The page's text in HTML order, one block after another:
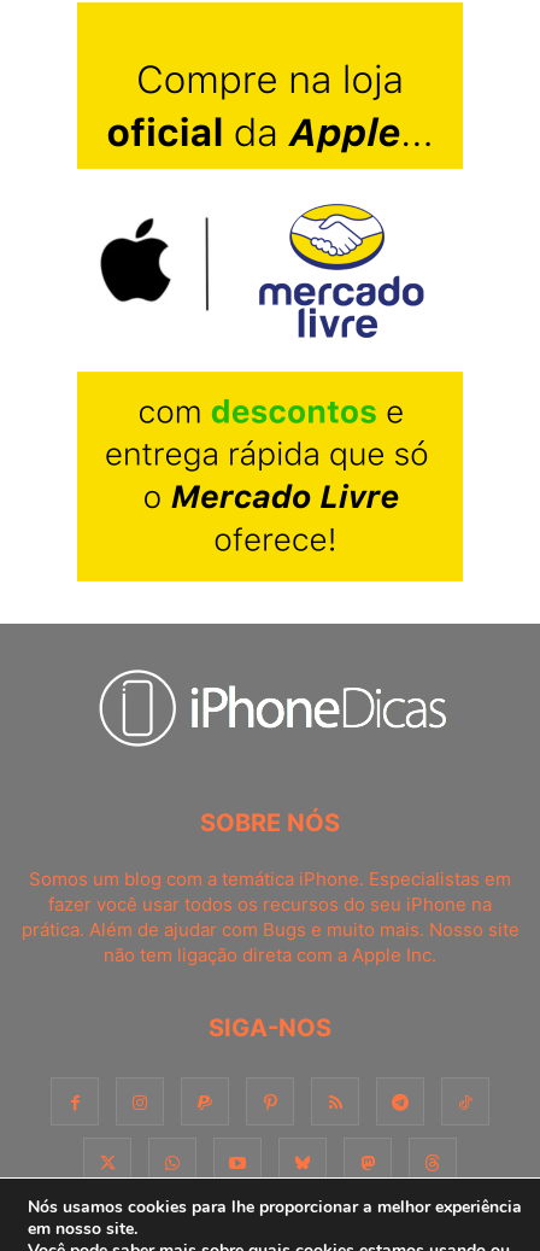
SOBRE NÓS
Somos um blog com a temática iPhone. Especialistas em
fazer você usar todos os recursos do seu iPhone na
prática. Além de ajudar com Bugs e muito mais. Nosso site
não tem ligação direta com a Apple Inc.
SIGA-NOS
Nós usamos cookies para lhe proporcionar a melhor experiência
em nosso site.